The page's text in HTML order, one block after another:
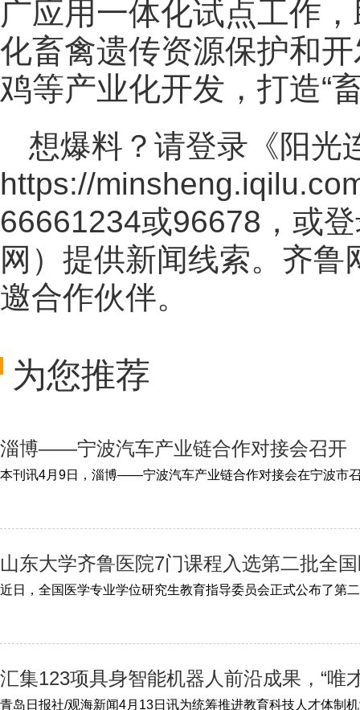
广应用一体化试点工作
化畜禽遗传资源保护和
鸡等产业化开发，打造“
想爆料？请登录《阳光
https://
66661234或96678，或
网 ）提供新闻线索。齐鲁
邀合作伙伴。
为您推荐
淄博——宁波汽车产业链合作对接会召开
山东大学齐鲁医院7门课程入选第二批全
汇集123项具身智能机器人前沿成果，“唯